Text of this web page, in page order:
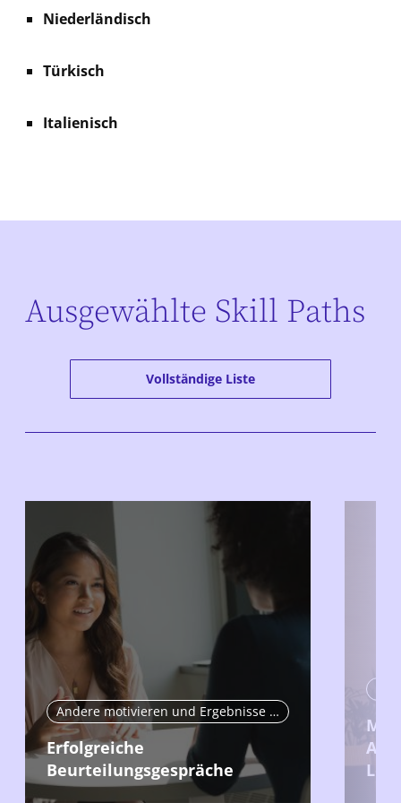
Niederländisch
Türkisch
Italienisch
Ausgewählte Skill Paths
Vollständige Liste
Andere motivieren und Ergebnisse erzielen
Erfolgreiche
Beurteilungsgespräche
Mit